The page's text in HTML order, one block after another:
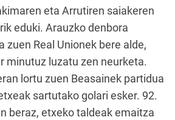
eta Arrutiren saiakeren
eduki. Arauzko denbora
zuen Real Unionek bere alde,
minutuz luzatu zen neurketa.
lortu zuen Beasainek partidua
sartutako golari esker. 92.
beraz, etxeko taldeak emaitza